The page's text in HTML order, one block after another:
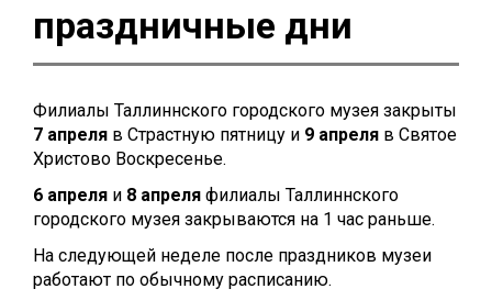
праздничные дни
Филиалы Таллиннского городского музея закрыты
7 апреля в Страстную пятницу и 9 апреля в Святое
Христово Воскресенье.
6 апреля и 8 апреля филиалы Таллиннского
городского музея закрываются на 1 час раньше.
На следующей неделе после праздников музеи
работают по обычному расписанию.